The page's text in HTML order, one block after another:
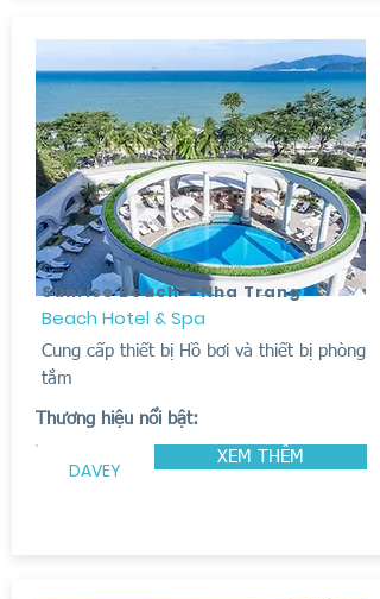
Sunrise Beach - Nha Trang
Beach Hotel & Spa
Cung cấp thiết bị Hồ bơi và thiết bị phòng
tắm
Thương hiệu nổi bật:
DAVEY
XEM THÊM